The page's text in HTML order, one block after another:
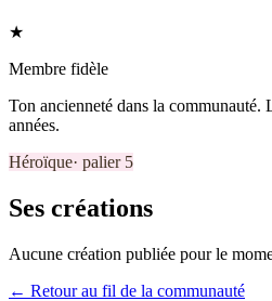
★
Membre fidèle
Ton ancienneté dans la communauté.
années.
Héroïque· palier 5
Ses créations
Aucune création publiée pour le
← Retour au fil de la communauté